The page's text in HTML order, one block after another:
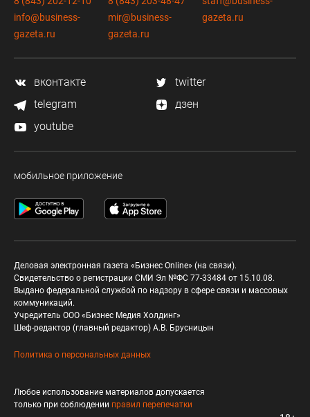
info@business-
gazeta.ru
mir@business-
gazeta.ru
gazeta.ru
вконтакте
twitter
telegram
дзен
youtube
мобильное приложение
Деловая электронная газета «Бизнес Online» (на связи).
Свидетельство о регистрации СМИ Эл №ФС 77-33484 от 15.10.08.
Выдано федеральной службой по надзору в сфере связи и массовых
коммуникаций.
Учредитель ООО «Бизнес Медия Холдинг»
Шеф-редактор (главный редактор) А.В. Брусницын
Политика о персональных данных
Любое использование материалов допускается
только при соблюдении правил перепечатки